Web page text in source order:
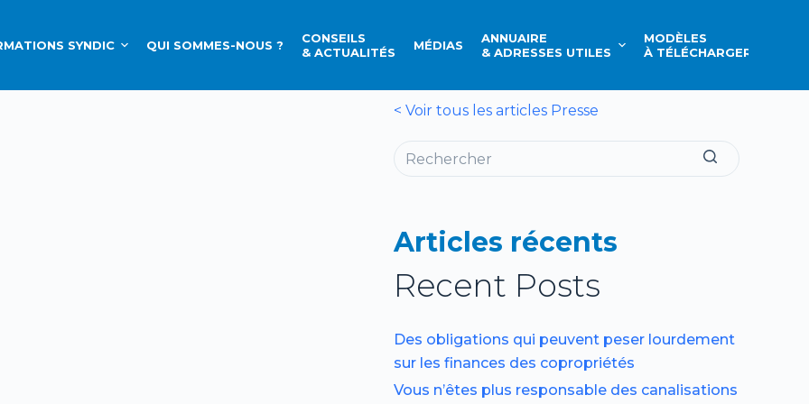
SYNDIC QUI SOMMES-NOUS ?
CONSEILS
& ACTUALITÉS
MÉDIAS
ANNUAIRE
& ADRESSES UTILES
MODÈLES
À TÉLÉCHARGER
< Voir tous les articles Presse
Articles récents
Recent Posts
Des obligations qui peuvent peser lourdement
sur les finances des copropriétés
Vous n’êtes plus responsable des canalisations